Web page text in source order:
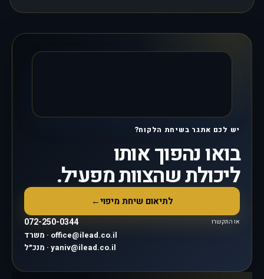
יש לכם אתגר בשיחת הלקוח?
בואו נהפוך אותו
ליכולת שהצוות מפעיל.
לתיאום שיחת מיפוי←
או התקשרו 072-250-0344
משרד · office@ilead.co.il
מנכ״ל · yaniv@ilead.co.il